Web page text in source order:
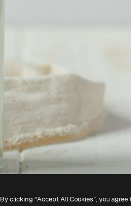
By clicking “Accept All Cookies”, you